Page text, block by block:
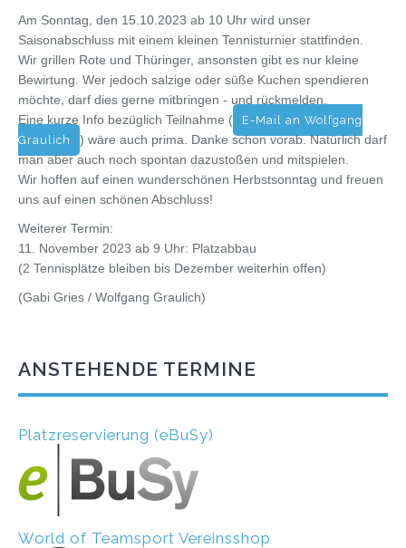
Am Sonntag, den 15.10.2023 ab 10 Uhr wird unser
Saisonabschluss mit einem kleinen Tennisturnier stattfinden.
Wir grillen Rote und Thüringer, ansonsten gibt es nur kleine
Bewirtung. Wer jedoch salzige oder süße Kuchen spendieren
möchte, darf dies gerne mitbringen - und rückmelden.
Eine kurze Info bezüglich Teilnahme (
E-Mail an Wolfgang
Graulich
) wäre auch prima. Danke schon vorab. Natürlich darf
man aber auch noch spontan dazustoßen und mitspielen.
Wir hoffen auf einen wunderschönen Herbstsonntag und freuen
uns auf einen schönen Abschluss!
Weiterer Termin:
11. November 2023 ab 9 Uhr: Platzabbau
(2 Tennisplätze bleiben bis Dezember weiterhin offen)
(Gabi Gries / Wolfgang Graulich)
ANSTEHENDE TERMINE
Platzreservierung (eBuSy)
World of Teamsport Vereinsshop